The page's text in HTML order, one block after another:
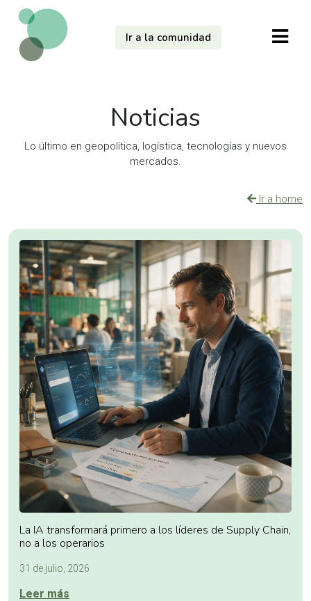
Ir a la comunidad
Noticias
Lo último en geopolítica, logística, tecnologías y nuevos
mercados.
Ir a home
La IA transformará primero a los líderes de Supply Chain,
no a los operarios
31 de julio, 2026
Leer más